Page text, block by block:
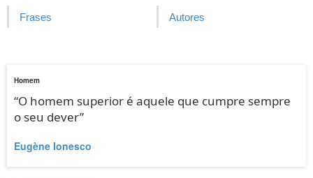
Frases Autores
Homem
“O homem superior é aquele que cumpre sempre
o seu dever”
Eugène Ionesco